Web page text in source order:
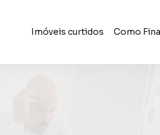
Imóveis curtidos Como